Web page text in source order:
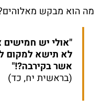
מה הוא מבקש
"אולי יש חמישים
לא תישא למקום
אשר בקירבה?!"
(בראשית יח, כד)